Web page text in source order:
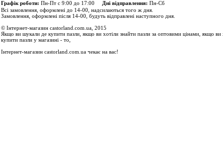
Графік роботи: Пн-Пт с 9:00 до 17:00 Дні відправлення: Пн-Сб
Всі замовлення, оформлені до 14-00, надсилаються того ж дня.
Замовлення, оформлені після 14-00, будуть відправлені наступного дня.
© Інтернет-магазин castorland.com.ua, 2015
Якщо ви шукали де купити пазли, якщо ви хотіли знайти пазли за оптовими цінами, якщо ви
купити пазли у магазині - то,
Інтернет-магазин castorland.com.ua чекає на вас!